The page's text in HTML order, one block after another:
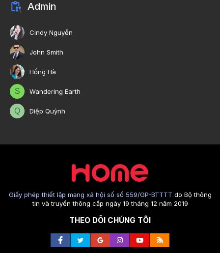
Admin
Cindy Nguyễn
John Smith
Hồng Hà
S Wandering Earth
Q Diệp Quỳnh
Giấy phép thiết lập mạng xã hội số số 559/GP-BTTTT do Bộ thông
tin và truyền thông cấp ngày 19 tháng 12 năm 2019
THEO DÕI CHÚNG TÔI